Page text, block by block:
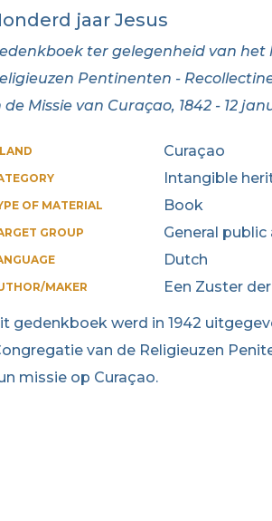
jaar Jesus
ter gelegenheid van
Pentinenten -
de Missie van Curaçao, 1842 - 12
Curaçao
Intangible
OF MATERIAL Book
GROUP General
Dutch
MAKER Een Zuster
gedenkboek werd in 1942
van de Religieuzen
missie op Curaçao.